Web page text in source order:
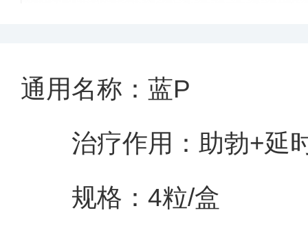
通用名称：蓝P
治疗作用：助勃+延
规格：4粒/盒